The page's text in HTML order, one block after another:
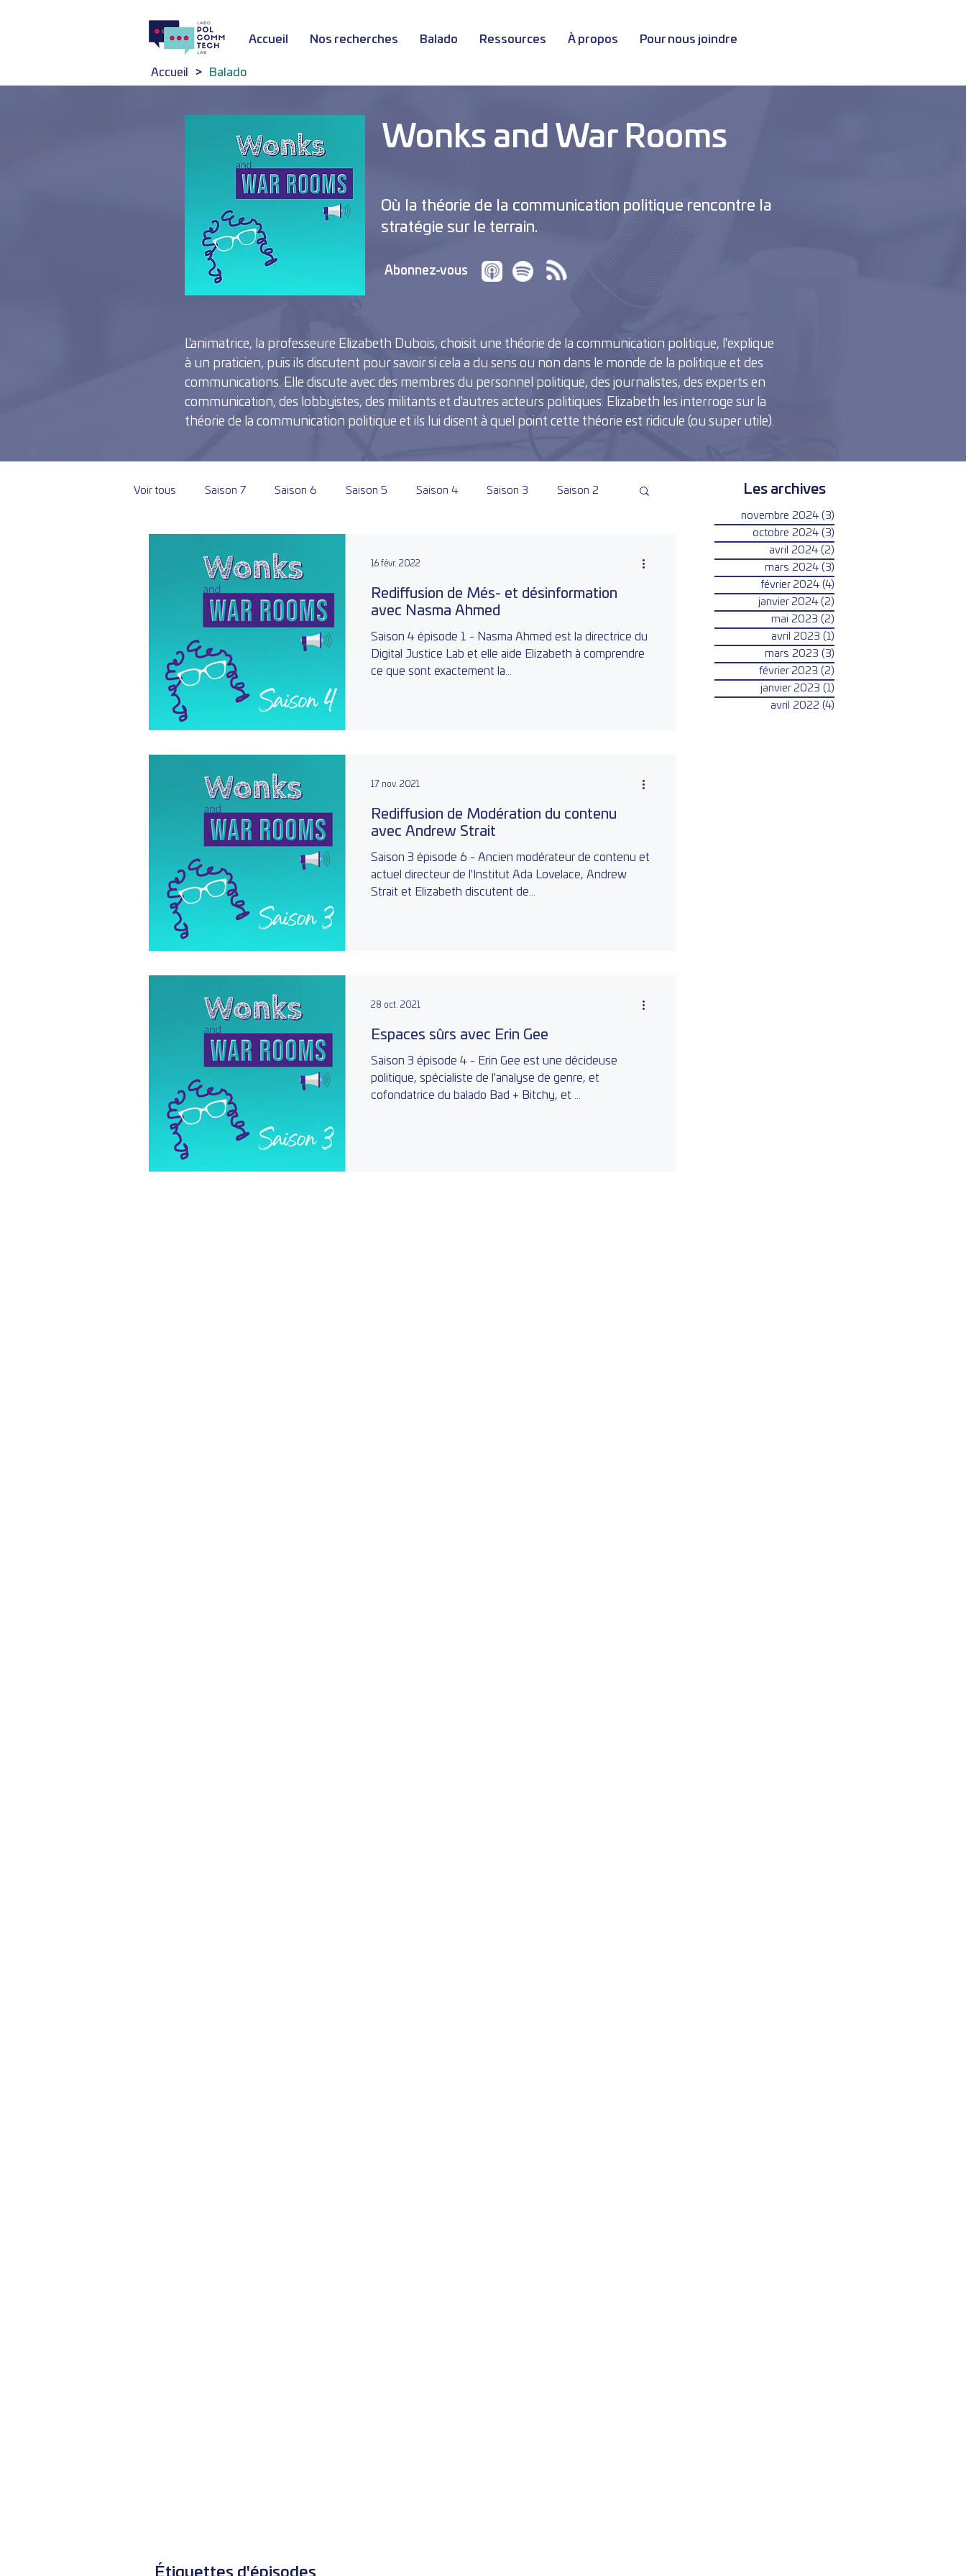
Accueil Nos recherches Balado Ressources À propos Pour nous joindre
Accueil > Balado
Wonks and War Rooms
Où la théorie de la communication politique rencontre la
stratégie sur le terrain.
Abonnez-vous
L'animatrice, la professeure Elizabeth Dubois, choisit une théorie de la communication politique, l'explique
à un praticien, puis ils discutent pour savoir si cela a du sens ou non dans le monde de la politique et des
communications. Elle discute avec des membres du personnel politique, des journalistes, des experts en
communication, des lobbyistes, des militants et d'autres acteurs politiques. Elizabeth les interroge sur la
théorie de la communication politique et ils lui disent à quel point cette théorie est ridicule (ou super utile).
Voir tous Saison 7 Saison 6 Saison 5 Saison 4 Saison 3 Saison 2
Rediffusion de Més- et désinformation
avec Nasma Ahmed
Saison 4 épisode 1 - Nasma Ahmed est la directrice du
Digital Justice Lab et elle aide Elizabeth à comprendre
ce que sont exactement la...
16 févr. 2022
Rediffusion de Modération du contenu
avec Andrew Strait
Saison 3 épisode 6 - Ancien modérateur de contenu et
actuel directeur de l'Institut Ada Lovelace, Andrew
Strait et Elizabeth discutent de...
17 nov. 2021
Espaces sûrs avec Erin Gee
Saison 3 épisode 4 - Erin Gee est une décideuse
politique, spécialiste de l'analyse de genre, et
cofondatrice du balado Bad + Bitchy, et ...
28 oct. 2021
Les archives
novembre 2024 (3)
octobre 2024 (3)
avril 2024 (2)
mars 2024 (3)
février 2024 (4)
janvier 2024 (2)
mai 2023 (2)
avril 2023 (1)
mars 2023 (3)
février 2023 (2)
janvier 2023 (1)
avril 2022 (4)
Étiquettes d'épisodes